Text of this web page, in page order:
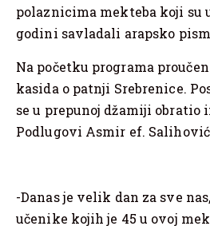
polaznicima mekteba koji su
godini savladali arapsko
Na početku programa
kasida o patnji Srebrenice.
se u prepunoj džamiji obratio
Podlugovi Asmir ef.
-Danas je velik dan za sve
učenike kojih je 45 u ovoj